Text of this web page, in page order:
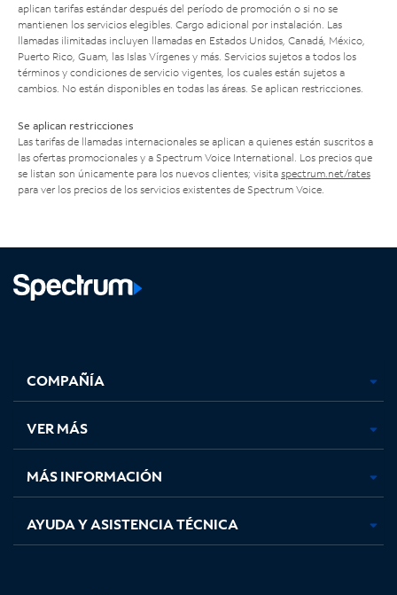
aplican tarifas estándar después del período de promoción o si no se
mantienen los servicios elegibles. Cargo adicional por instalación. Las
llamadas ilimitadas incluyen llamadas en Estados Unidos, Canadá, México,
Puerto Rico, Guam, las Islas Vírgenes y más. Servicios sujetos a todos los
términos y condiciones de servicio vigentes, los cuales están sujetos a
cambios. No están disponibles en todas las áreas. Se aplican restricciones.
Se aplican restricciones
Las tarifas de llamadas internacionales se aplican a quienes están suscritos a
las ofertas promocionales y a Spectrum Voice International. Los precios que
se listan son únicamente para los nuevos clientes; visita spectrum.net/rates
para ver los precios de los servicios existentes de Spectrum Voice.
abre
en
pestaña
nueva
abre
en
pestaña
nueva
abre
en
pestaña
nueva
en
nueva
COMPAÑÍA
VER MÁS
MÁS INFORMACIÓN
AYUDA Y ASISTENCIA TÉCNICA